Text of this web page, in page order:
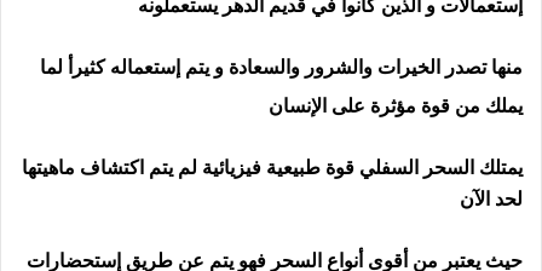
إستعمالات و الذين كانوا في قديم الدهر يستعملونه
منها تصدر الخيرات والشرور والسعادة و يتم إستعماله كثيرأ لما
يملك من قوة مؤثرة على الإنسان
يمتلك السحر السفلي قوة طبيعية فيزيائية لم يتم اكتشاف ماهيتها
لحد الآن
حيث يعتبر من أقوى أنواع السحر فهو يتم عن طريق إستحضارات